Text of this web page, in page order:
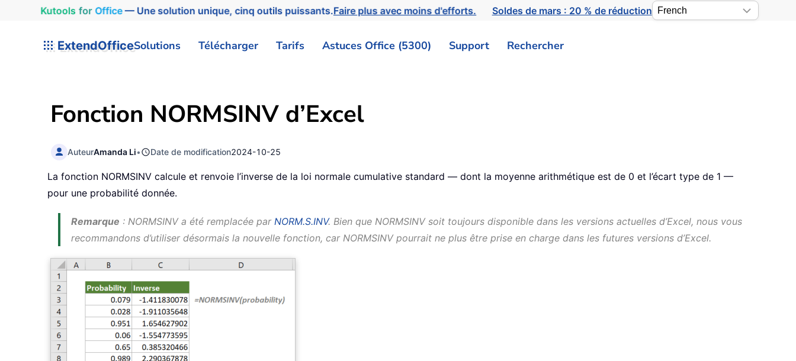
Kutools for Office— Une solution unique, cinq outils puissants.Faire plus avec moins d'efforts. Soldes de mars : 20 % de réduction
ExtendOfficeSolutions Télécharger Tarifs Astuces Office (5300) Support Rechercher
Fonction NORMSINV d’Excel
AuteurAmanda Li• Date de modification2024-10-25
La fonction NORMSINV calcule et renvoie l’inverse de la loi normale cumulative standard — dont la moyenne arithmétique est de 0 et l’écart type de 1 —
pour une probabilité donnée.
Remarque : NORMSINV a été remplacée par NORM.S.INV. Bien que NORMSINV soit toujours disponible dans les versions actuelles d’Excel, nous vous
recommandons d’utiliser désormais la nouvelle fonction, car NORMSINV pourrait ne plus être prise en charge dans les futures versions d’Excel.